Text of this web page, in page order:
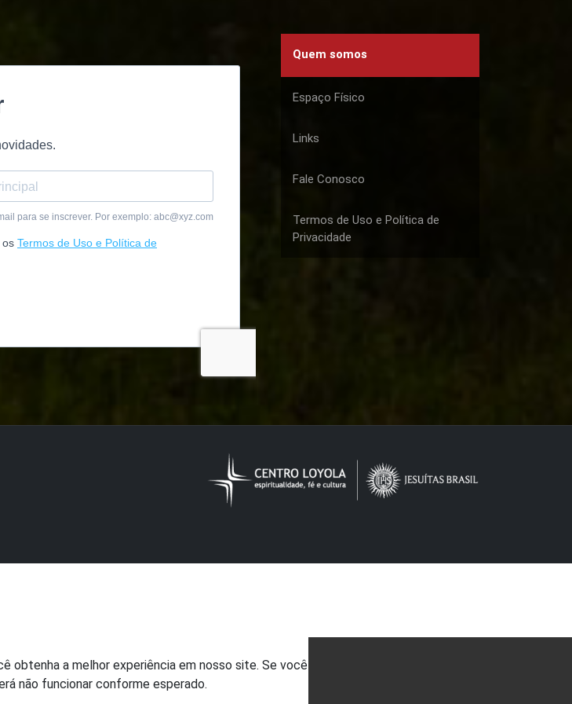
Quem somos
Espaço Físico
Links
Fale Conosco
Termos de Uso e Política de
Privacidade
obtenha a melhor experiência em nosso site. Se você
não funcionar conforme esperado.